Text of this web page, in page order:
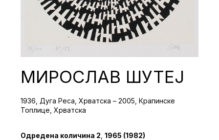
МИРОСЛАВ ШУТЕЈ
1936, Дуга Реса, Хрватска – 2005, Крапинске
Топлице, Хрватска
Одредена количина 2 1965 (1982)